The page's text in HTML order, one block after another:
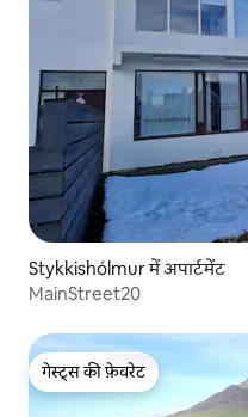
Stykkishólmur में अपार्टमेंट
MainStreet20
गेस्ट्स की फ़ेवरेट
गेस्ट्स की फ़ेवरेट